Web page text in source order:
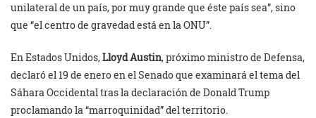
unilateral de un país, por muy grande que éste país sea”, sino
que “el centro de gravedad está en la ONU”.
En Estados Unidos,Lloyd Austin, próximo ministro de Defensa,
declaró el 19 de enero en el Senado que examinará el tema del
Sáhara Occidental tras la declaración de Donald Trump
proclamando la “marroquinidad” del territorio.